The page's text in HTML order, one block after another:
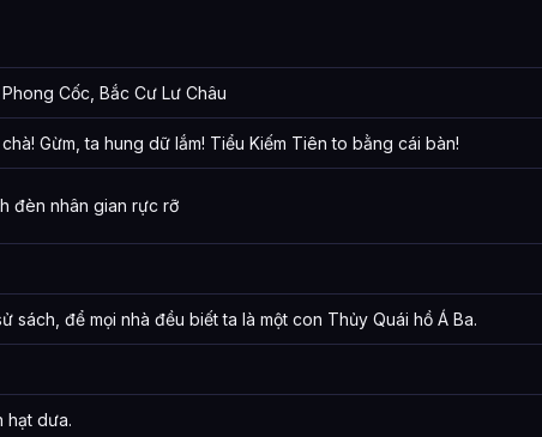
Cốc, Bắc Cư Lư Châu
Gừm, ta hung dữ lắm! Tiểu Kiếm Tiên to bằng cái bàn!
đèn nhân gian rực rỡ
sách, để mọi nhà đều biết ta là một con Thủy Quái hồ Á Ba.
hạt dưa.